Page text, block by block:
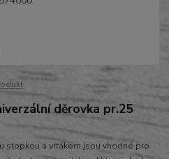
děrovka pr.25
stopkou a vrtákem jsou vhodné pro